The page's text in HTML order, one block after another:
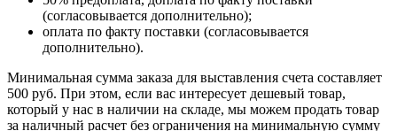
(согласовывается дополнительно);
оплата по факту поставки (согласовывается
дополнительно).
Минимальная сумма заказа для выставления счета составляет
500 руб. При этом, если вас интересует дешевый товар,
который у нас в наличии на складе, мы можем продать товар
за наличный расчет без ограничения на минимальную сумму